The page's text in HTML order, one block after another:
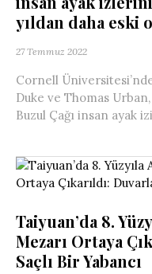
yıldan daha eski
27 Temmuz 2022
Cornell
Duke ve Thomas
Buzul Çağı insan ayak
Taiyuan’da 8.
Mezarı Ortaya
Saçlı Bir Yabancı